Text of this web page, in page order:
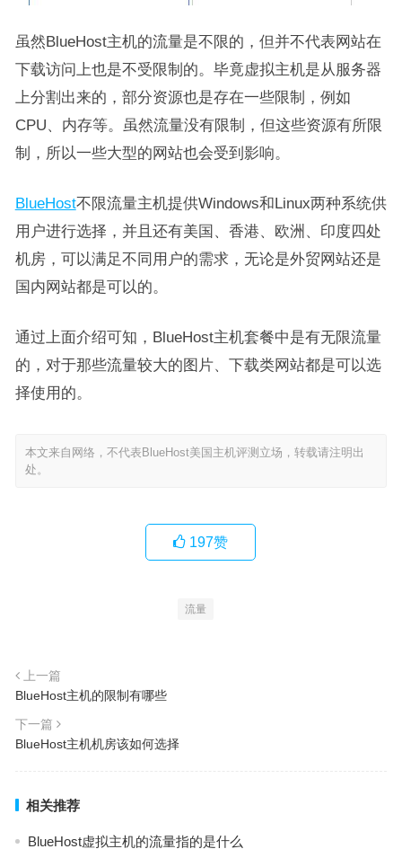
虽然BlueHost主机的流量是不限的，但并不代表网站在
下载访问上也是不受限制的。毕竟虚拟主机是从服务器
上分割出来的，部分资源也是存在一些限制，例如
CPU、内存等。虽然流量没有限制，但这些资源有所限
制，所以一些大型的网站也会受到影响。
BlueHost不限流量主机提供Windows和Linux两种系统供
用户进行选择，并且还有美国、香港、欧洲、印度四处
机房，可以满足不同用户的需求，无论是外贸网站还是
国内网站都是可以的。
通过上面介绍可知，BlueHost主机套餐中是有无限流量
的，对于那些流量较大的图片、下载类网站都是可以选
择使用的。
本文来自网络，不代表BlueHost美国主机评测立场，转载请注明出
处。
197赞
流量
上一篇
BlueHost主机的限制有哪些
下一篇
BlueHost主机机房该如何选择
相关推荐
BlueHost虚拟主机的流量指的是什么